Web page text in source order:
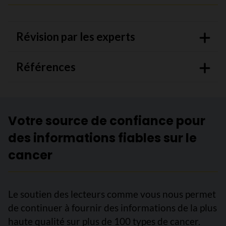
Révision par les experts
Références
Votre source de confiance pour
des informations fiables sur le
cancer
Le soutien des lecteurs comme vous nous permet
de continuer à fournir des informations de la plus
haute qualité sur plus de 100 types de cancer.